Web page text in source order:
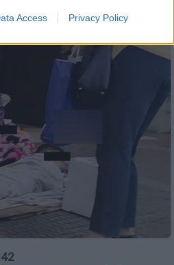
Access Privacy Policy